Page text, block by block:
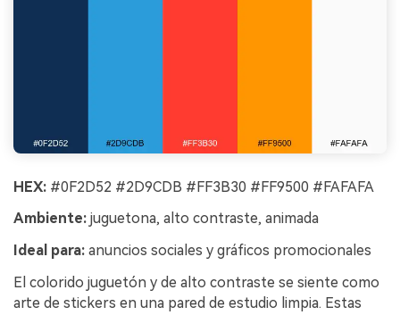
HEX: #0F2D52 #2D9CDB #FF3B30 #FF9500 #FAFAFA
Ambiente: juguetona, alto contraste, animada
Ideal para: anuncios sociales y gráficos promocionales
El colorido juguetón y de alto contraste se siente como
arte de stickers en una pared de estudio limpia. Estas